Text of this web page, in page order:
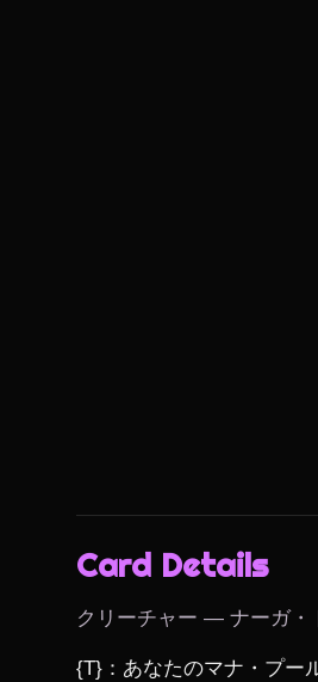
Card Details
クリーチャー — ナーガ・
{T}：あなたのマナ・プー